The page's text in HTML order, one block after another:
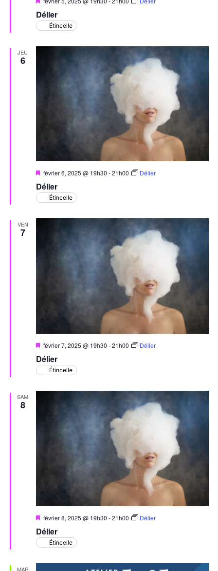
Délier
avant
Étincelle
JEU
6
Délier
Mis
avant
février 6, 2025 @ 19h30 -21h00 Délier
Étincelle
VEN
7
Délier
Mis
avant
février 7, 2025 @ 19h30 -21h00 Délier
Étincelle
SAM
8
Délier
Mis
avant
février 8, 2025 @ 19h30 -21h00 Délier
Étincelle
MAR